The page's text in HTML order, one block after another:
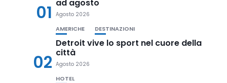
01 ad agosto
Agosto 2026
02
AMERICHE DESTINAZIONI
Detroit vive lo sport nel cuore della
città
Agosto 2026
HOTEL